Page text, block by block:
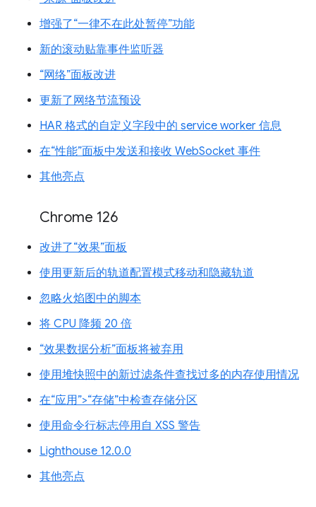
增强了“一律不在此处暂停”功能
新的滚动贴靠事件监听器
“网络”面板改进
更新了网络节流预设
HAR 格式的自定义字段中的 service worker 信息
在“性能”面板中发送和接收 WebSocket 事件
其他亮点
Chrome 126
改进了“效果”面板
使用更新后的轨道配置模式移动和隐藏轨道
忽略火焰图中的脚本
将 CPU 降频 20 倍
“效果数据分析”面板将被弃用
使用堆快照中的新过滤条件查找过多的内存使用情况
在“应用”>“存储”中检查存储分区
使用命令行标志停用自 XSS 警告
Lighthouse 12.0.0
其他亮点